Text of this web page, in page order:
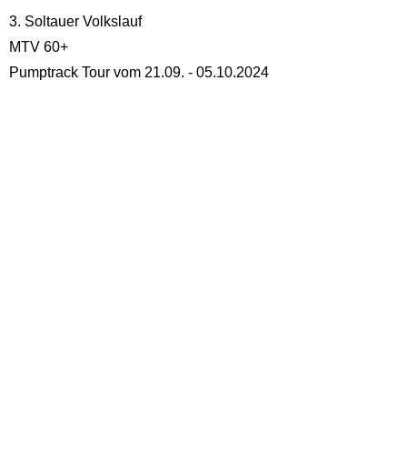
3. Soltauer Volkslauf
MTV 60+
Pumptrack Tour vom 21.09. - 05.10.2024